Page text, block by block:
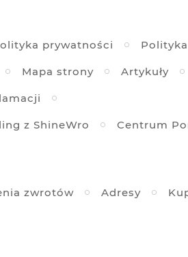
prywatności
Mapa strony Artykuły
z ShineWro Centrum
zwrotów Adresy